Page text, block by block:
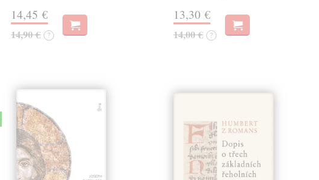
14,45 €
14,90 € ?
13,30 €
14,00 € ?